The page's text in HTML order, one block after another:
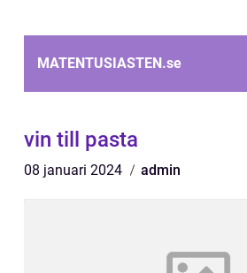
MATENTUSIASTEN.se
vin till pasta
08 januari 2024 admin